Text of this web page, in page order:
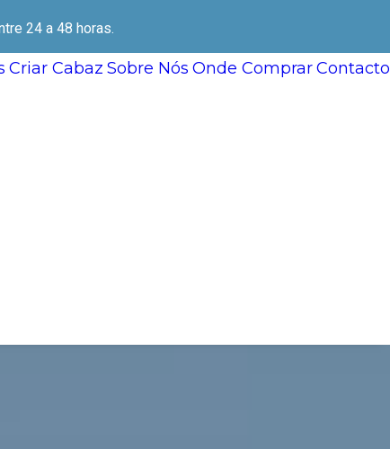
24 a 48 horas.
Criar Cabaz Sobre Nós Onde Comprar